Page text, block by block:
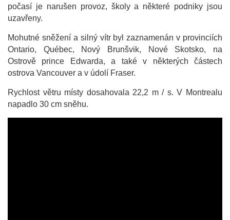
počasí je narušen provoz, školy a některé podniky jsou
uzavřeny.
Mohutné sněžení a silný vítr byl zaznamenán v provinciích
Ontario, Québec, Nový Brunšvik, Nové Skotsko, na
Ostrově prince Edwarda, a také v některých částech
ostrova Vancouver a v údolí Fraser.
Rychlost větru místy dosahovala 22,2 m / s. V Montrealu
napadlo 30 cm sněhu.